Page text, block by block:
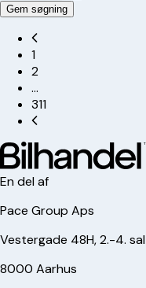
Gem søgning
1
2
…
311
En del af
Pace Group Aps
Vestergade 48H, 2.-4. sal
8000 Aarhus